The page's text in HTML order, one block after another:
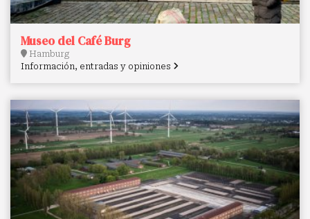
Museo del Café Burg
Hamburg
Información, entradas y opiniones